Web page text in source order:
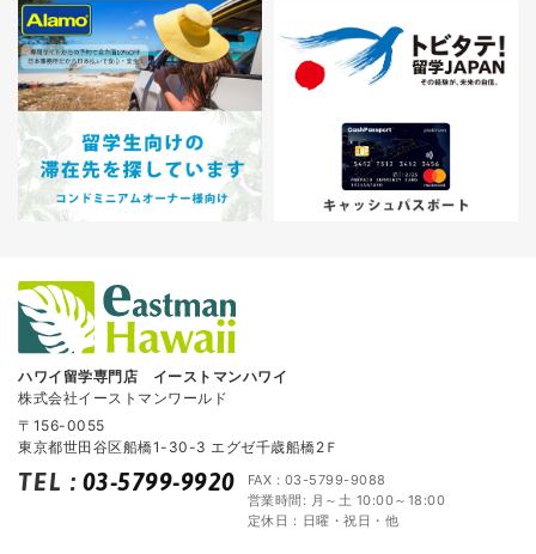
ハワイ留学専門店 イーストマンハワイ
株式会社イーストマンワールド
〒156-0055
東京都世田谷区船橋1-30-3 エグゼ千歳船橋2Ｆ
TEL : 03-5799-9920
FAX : 03-5799-9088
営業時間: 月～土 10:00～18:00
定休日：日曜・祝日・他